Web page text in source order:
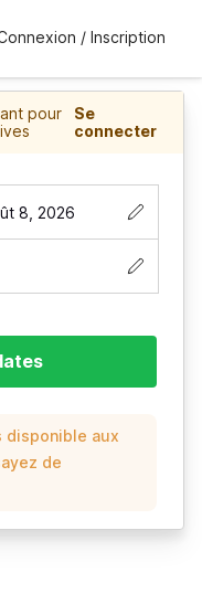
/ Inscription
pour
Se
connecter
8, 2026
aux
de